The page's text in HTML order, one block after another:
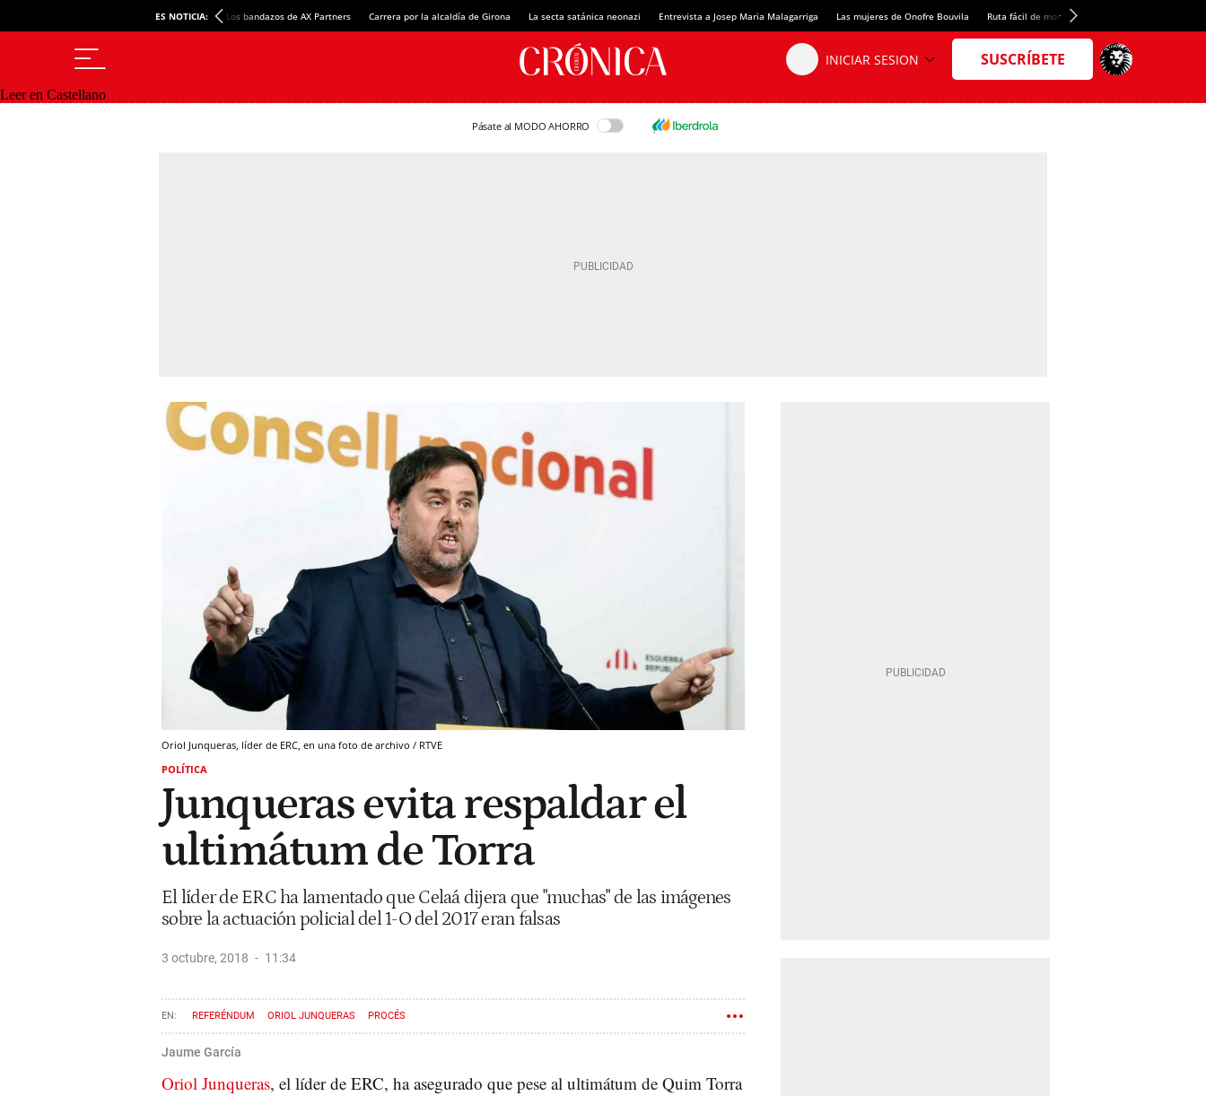
ES NOTICIA: Los bandazos de AX Partners Carrera por la alcaldía de Girona La secta satánica neonazi Entrevista a Josep Maria Malagarriga Las mujeres de Onofre Bouvila Ruta fácil de montaña
Leer en Castellano
Pásate al MODO AHORRO
Oriol Junqueras, líder de ERC, en una foto de archivo / RTVE
POLÍTICA
Junqueras evita respaldar el
ultimátum de Torra
El líder de ERC ha lamentado que Celaá dijera que "muchas" de las imágenes
sobre la actuación policial del 1-O del 2017 eran falsas
3 octubre, 2018 11:34
REFERÉNDUM ORIOL JUNQUERAS PROCÉS
Jaume García
Oriol Junqueras, el líder de ERC, ha asegurado que pese al ultimátum de Quim Torra